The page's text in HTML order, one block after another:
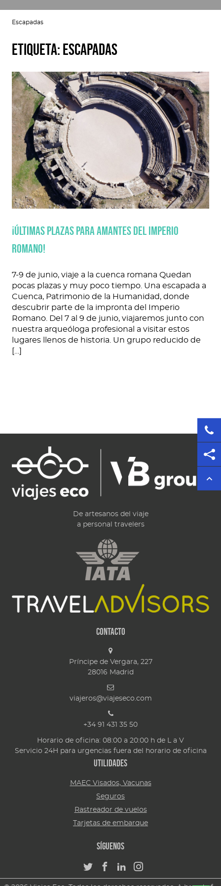
Escapadas
Etiqueta:Escapadas
¡Últimas plazas para amantes del imperio
romano!
7-9 de junio, viaje a la cuenca romana Quedan
pocas plazas y muy poco tiempo. Una escapada a
Cuenca, Patrimonio de la Humanidad, donde
descubrir parte de la impronta del Imperio
Romano. Del 7 al 9 de junio, viajaremos junto con
nuestra arqueóloga profesional a visitar estos
lugares llenos de historia. Un grupo reducido de
De artesanos del viaje
a personal travelers
Contacto
Príncipe de Vergara, 227
28016 Madrid
viajeros@viajeseco.com
+34 91 431 35 50
Horario de oficina: 08:00 a 20:00 h de L a V
Servicio 24H para urgencias fuera del horario de oficina
Utilidades
MAEC Visados, Vacunas
Seguros
Rastreador de vuelos
Tarjetas de embarque
Síguenos